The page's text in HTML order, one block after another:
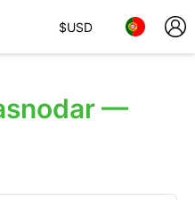
$USD
—